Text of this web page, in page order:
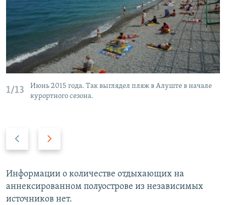
1/13
Июнь 2015 года. Так выглядел пляж в Алуште в начале
курортного сезона.
д
ы
д
д
у
ю
Информации о количестве отдыхающих на
аннексированном полуострове из независимых
источников нет.